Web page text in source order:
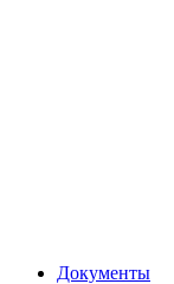
Документы